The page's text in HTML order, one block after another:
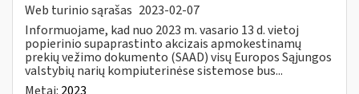
Web turinio sąrašas 2023-02-07
Informuojame, kad nuo 2023 m. vasario 13 d. vietoj
popierinio supaprastinto akcizais apmokestinamų
prekių vežimo dokumento (SAAD) visų Europos Sąjungos
valstybių narių kompiuterinėse sistemose bus...
Metai: 2023